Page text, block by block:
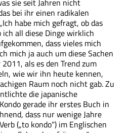
sie seit Jahren nicht
bei ihr einen radikalen
habe mich gefragt, ob das
all diese Dinge wirklich
dass vieles mich
mich ja auch um diese Sachen
als es den Trend zum
wie wir ihn heute kennen,
Raum noch nicht gab. Zu
die japanische
gerade ihr erstes Buch in
dass nur wenige Jahre
(„to kondo“) im Englischen